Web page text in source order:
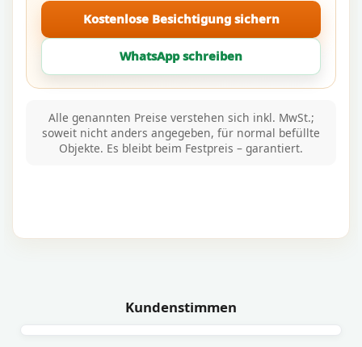
Kostenlose Besichtigung sichern
WhatsApp schreiben
Alle genannten Preise verstehen sich inkl. MwSt.;
soweit nicht anders angegeben, für normal befüllte
Objekte. Es bleibt beim Festpreis – garantiert.
Kundenstimmen